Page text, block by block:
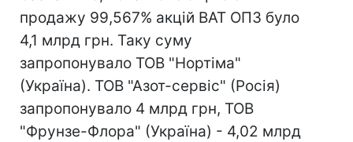
продажу 99,567% акцій ВАТ ОПЗ було
4,1 млрд грн. Таку суму
запропонувало ТОВ "Нортіма"
(Україна). ТОВ "Азот-сервіс" (Росія)
запропонувало 4 млрд грн, ТОВ
"Фрунзе-Флора" (Україна) - 4,02 млрд